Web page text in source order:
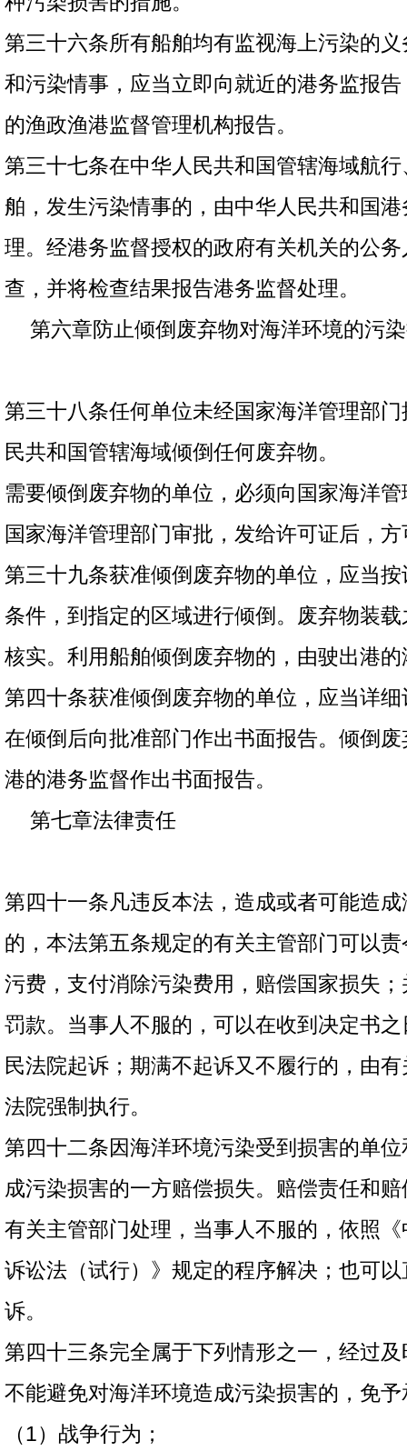
第三十六条所有船舶均有监视海上污染的
和污染情事，应当立即向就近的港务监报
的渔政渔港监督管理机构报告。
第三十七条在中华人民共和国管辖海域航
舶，发生污染情事的，由中华人民共和国
理。经港务监督授权的政府有关机关的公
查，并将检查结果报告港务监督处理。
第六章防止倾倒废弃物对海洋环境的污
第三十八条任何单位未经国家海洋管理部
民共和国管辖海域倾倒任何废弃物。
需要倾倒废弃物的单位，必须向国家海洋
国家海洋管理部门审批，发给许可证后，
第三十九条获准倾倒废弃物的单位，应当
条件，到指定的区域进行倾倒。废弃物装
核实。利用船舶倾倒废弃物的，由驶出港
第四十条获准倾倒废弃物的单位，应当详
在倾倒后向批准部门作出书面报告。倾倒
港的港务监督作出书面报告。
第七章法律责任
第四十一条凡违反本法，造成或者可能造
的，本法第五条规定的有关主管部门可以
污费，支付消除污染费用，赔偿国家损失
罚款。当事人不服的，可以在收到决定书
民法院起诉；期满不起诉又不履行的，由
法院强制执行。
第四十二条因海洋环境污染受到损害的单
成污染损害的一方赔偿损失。赔偿责任和
有关主管部门处理，当事人不服的，依照《
诉讼法（试行）》规定的程序解决；也可
诉。
第四十三条完全属于下列情形之一，经过
不能避免对海洋环境造成污染损害的，免
（1）战争行为；